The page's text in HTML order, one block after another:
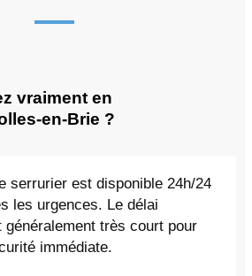
vraiment en
en-Brie ?
serrurier est disponible 24h/24
les urgences. Le délai
généralement très court pour
immédiate.